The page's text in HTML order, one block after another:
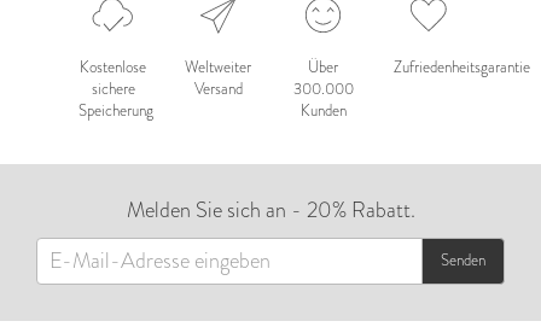
Kostenlose
sichere
Speicherung
Weltweiter
Versand
Über
300.000
Kunden
Zufriedenheitsgarantie
Melden Sie sich an - 20% Rabatt.
Senden